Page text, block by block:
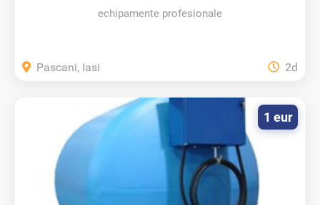
echipamente profesionale
Pascani, Iasi 2d
1 eur